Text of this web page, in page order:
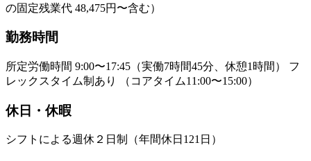
の固定残業代 48,475円〜含む）
勤務時間
所定労働時間 9:00〜17:45（実働7時間45分、休憩1時間） フ
レックスタイム制あり （コアタイム11:00〜15:00）
休日・休暇
シフトによる週休２日制（年間休日121日）